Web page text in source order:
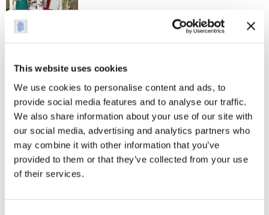
This website uses cookies
We use cookies to personalise content and ads, to
provide social media features and to analyse our traffic.
We also share information about your use of our site with
our social media, advertising and analytics partners who
may combine it with other information that you’ve
provided to them or that they’ve collected from your use
of their services.
Lue, miten Stepan Kment on kokenut pään ja kaulan
JOHNNY MARTIN
Lue, miten Johnny Martin on kokenut pään ja kaulan
alueen syövän.